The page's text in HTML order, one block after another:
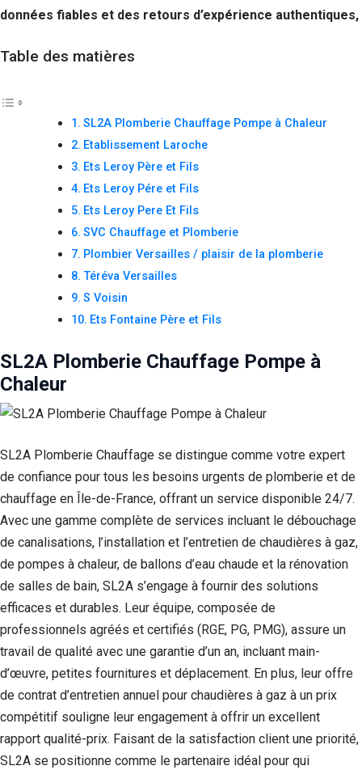
données fiables et des retours d’expérience authentiques,
Table des matières
SL2A Plomberie Chauffage Pompe à Chaleur
Etablissement Laroche
Ets Leroy Père et Fils
Ets Leroy Pére et Fils
Ets Leroy Pere Et Fils
SVC Chauffage et Plomberie
Plombier Versailles / plaisir de la plomberie
Téréva Versailles
S Voisin
Ets Fontaine Père et Fils
SL2A Plomberie Chauffage Pompe à
Chaleur
SL2A Plomberie Chauffage se distingue comme votre expert
de confiance pour tous les besoins urgents de plomberie et de
chauffage en Île-de-France, offrant un service disponible 24/7.
Avec une gamme complète de services incluant le débouchage
de canalisations, l’installation et l’entretien de chaudières à gaz,
de pompes à chaleur, de ballons d’eau chaude et la rénovation
de salles de bain, SL2A s’engage à fournir des solutions
efficaces et durables. Leur équipe, composée de
professionnels agréés et certifiés (RGE, PG, PMG), assure un
travail de qualité avec une garantie d’un an, incluant main-
d’œuvre, petites fournitures et déplacement. En plus, leur offre
de contrat d’entretien annuel pour chaudières à gaz à un prix
compétitif souligne leur engagement à offrir un excellent
rapport qualité-prix. Faisant de la satisfaction client une priorité,
SL2A se positionne comme le partenaire idéal pour qui